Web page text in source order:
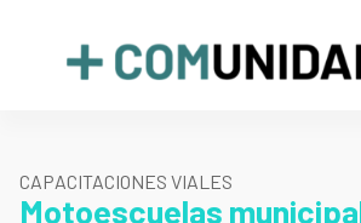
+COMUNIDAD
CAPACITACIONES VIALES
Motoescuelas